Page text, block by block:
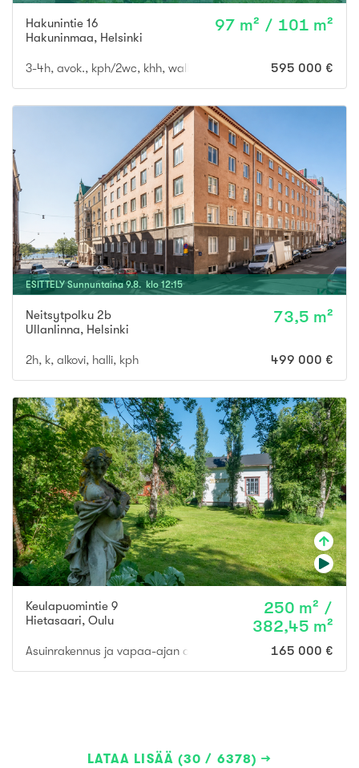
Hakunintie 16
Hakuninmaa, Helsinki
97 m² / 101 m²
3-4h, avok., kph/2wc, khh, walk-in vaatehuone, sisävsto +
595 000 €
ESITTELY Sunnuntaina 9.8. klo 12:15
Neitsytpolku 2b
Ullanlinna, Helsinki
73,5 m²
2h, k, alkovi, halli, kph 499 000 €
Keulapuomintie 9
Hietasaari, Oulu
250 m² /
382,45 m²
Asuinrakennus ja vapaa-ajan asuinrakennukset ja165 000 €
LATAA LISÄÄ (30 / 6378)